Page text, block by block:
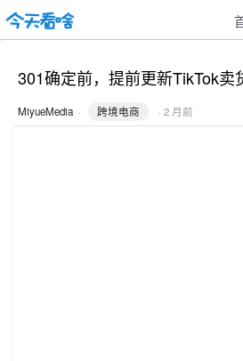
301确定前，提前更新TikTok卖
MiyueMedia · 跨境电商 · 2 月前